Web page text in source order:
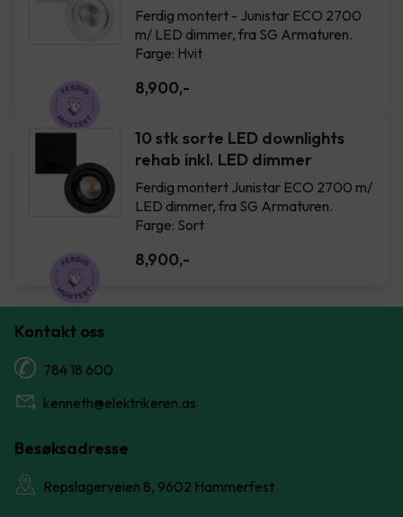
Ferdig montert - Junistar ECO 2700
m/ LED dimmer, fra SG Armaturen.
Farge: Hvit
8,900,-
10 stk sorte LED downlights
rehab inkl. LED dimmer
Ferdig montert Junistar ECO 2700 m/
LED dimmer, fra SG Armaturen.
Farge: Sort
8,900,-
Kontakt oss
784 18 600
kenneth@elektrikeren.as
Besøksadresse
Repslagerveien 8, 9602 Hammerfest